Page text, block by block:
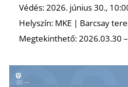
Védés: 2026. június 30.,
Helyszín: MKE | Barcsay
Megtekinthető: 2026.03.30